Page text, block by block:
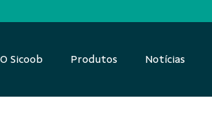
O Sicoob Produtos Notícias